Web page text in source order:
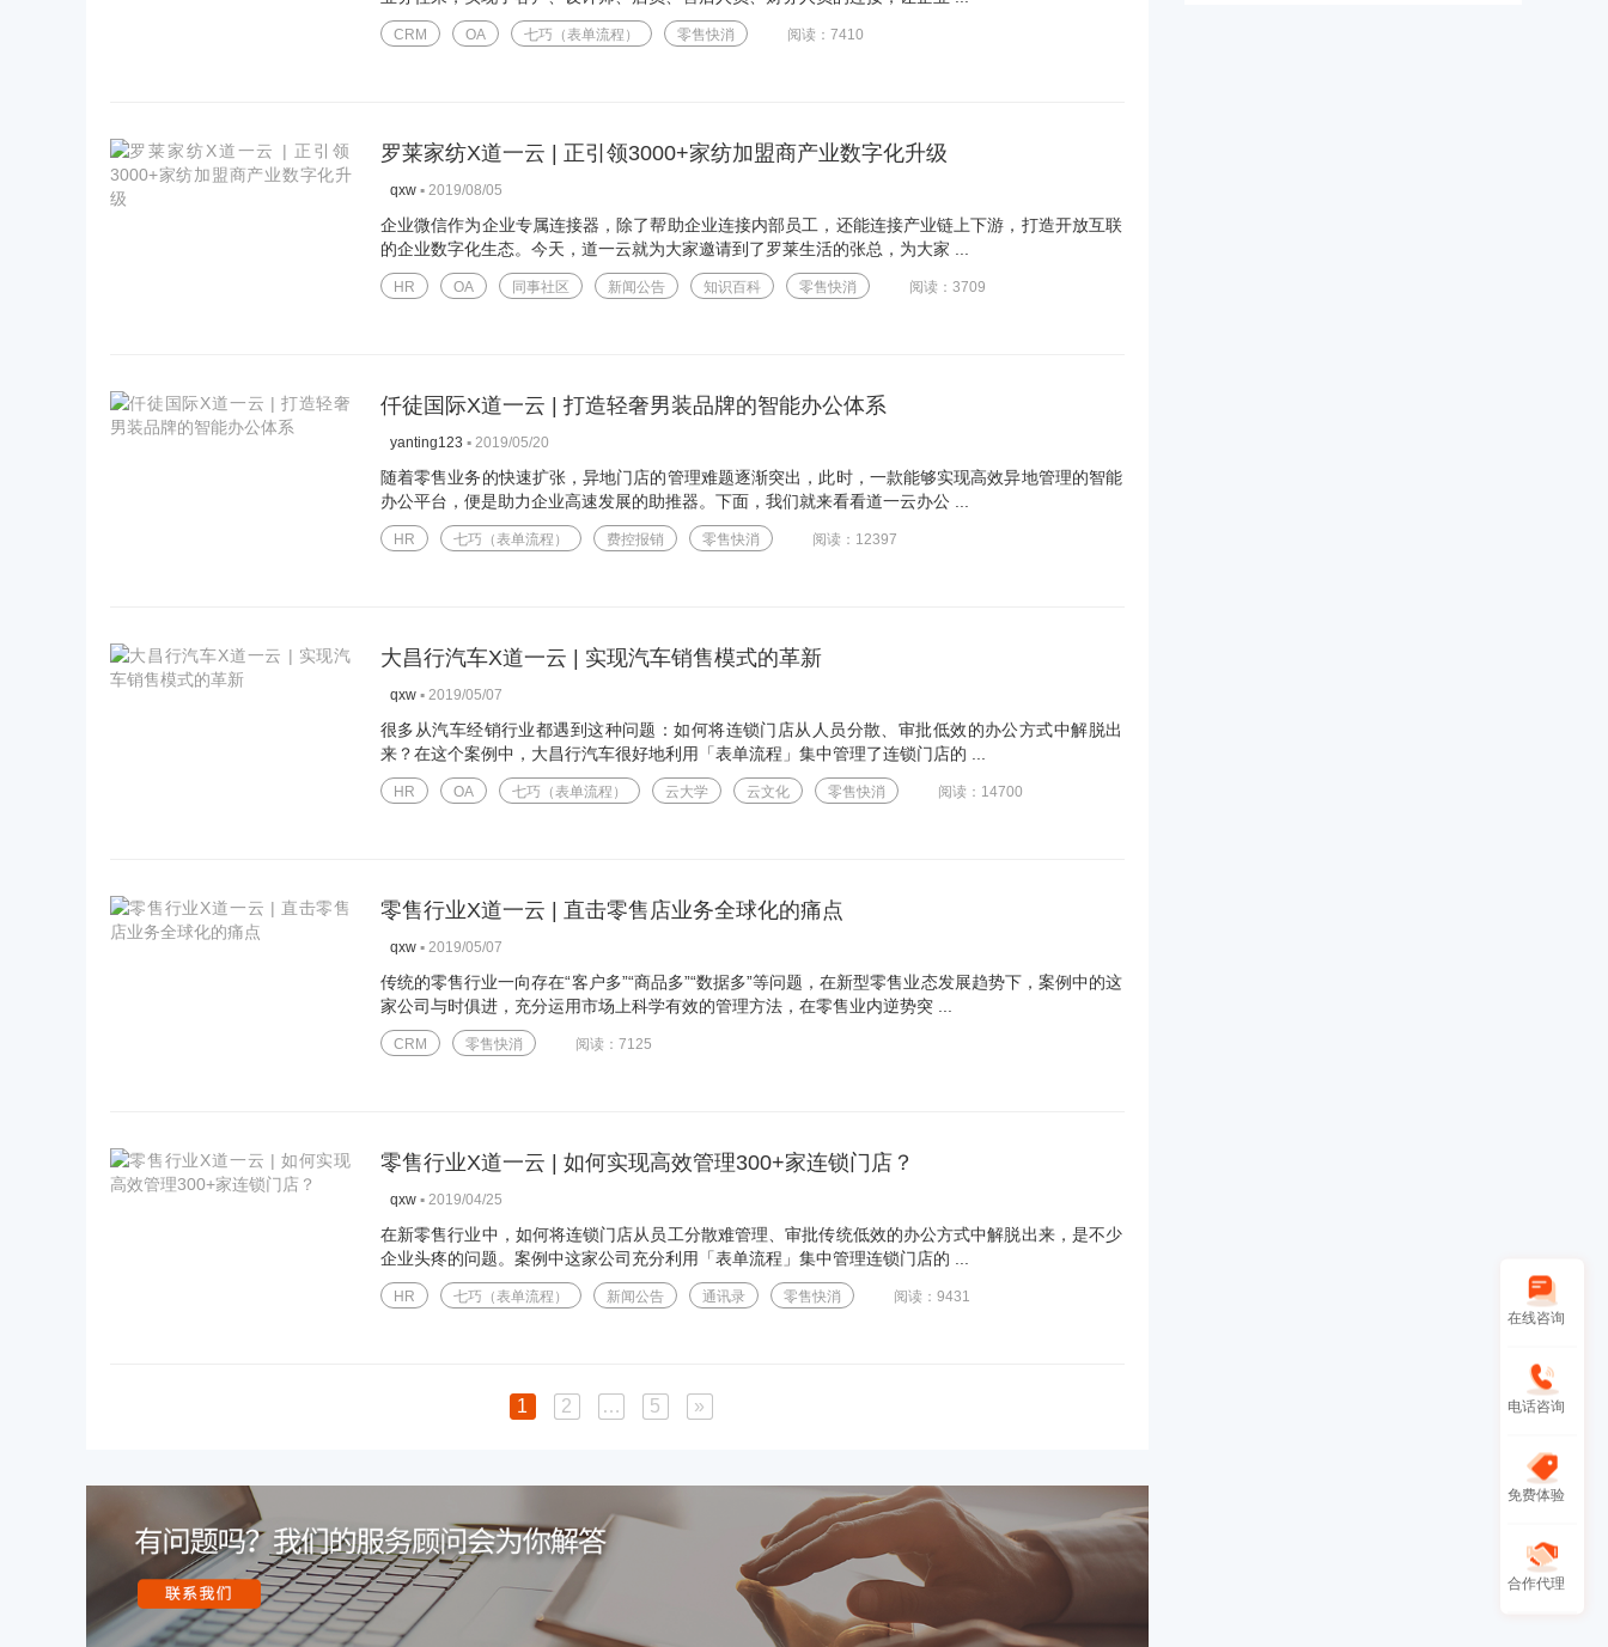
CRM OA 七巧（表单流程） 零售快消 阅读：7410
罗莱家纺X道一云 | 正引领3000+家纺加盟商产业数字化升级
qxw ▪ 2019/08/05
企业微信作为企业专属连接器，除了帮助企业连接内部员工，还能连接产业链上下游，打造开放互联
的企业数字化生态。今天，道一云就为大家邀请到了罗莱生活的张总，为大家 ...
HR OA 同事社区 新闻公告 知识百科 零售快消 阅读：3709
仟徒国际X道一云 | 打造轻奢男装品牌的智能办公体系
yanting123 ▪ 2019/05/20
随着零售业务的快速扩张，异地门店的管理难题逐渐突出，此时，一款能够实现高效异地管理的智能
办公平台，便是助力企业高速发展的助推器。下面，我们就来看看道一云办公 ...
HR 七巧（表单流程） 费控报销 零售快消 阅读：12397
大昌行汽车X道一云 | 实现汽车销售模式的革新
qxw ▪ 2019/05/07
很多从汽车经销行业都遇到这种问题：如何将连锁门店从人员分散、审批低效的办公方式中解脱出
来？在这个案例中，大昌行汽车很好地利用「表单流程」集中管理了连锁门店的 ...
HR OA 七巧（表单流程） 云大学 云文化 零售快消 阅读：14700
零售行业X道一云 | 直击零售店业务全球化的痛点
qxw ▪ 2019/05/07
传统的零售行业一向存在“客户多”“商品多”“数据多”等问题，在新型零售业态发展趋势下，案例中的这
家公司与时俱进，充分运用市场上科学有效的管理方法，在零售业内逆势突 ...
CRM 零售快消 阅读：7125
零售行业X道一云 | 如何实现高效管理300+家连锁门店？
qxw ▪ 2019/04/25
在新零售行业中，如何将连锁门店从员工分散难管理、审批传统低效的办公方式中解脱出来，是不少
企业头疼的问题。案例中这家公司充分利用「表单流程」集中管理连锁门店的 ...
HR 七巧（表单流程） 新闻公告 通讯录 零售快消 阅读：9431
1 2 … 5 »
在线咨询
电话咨询
免费体验
合作代理